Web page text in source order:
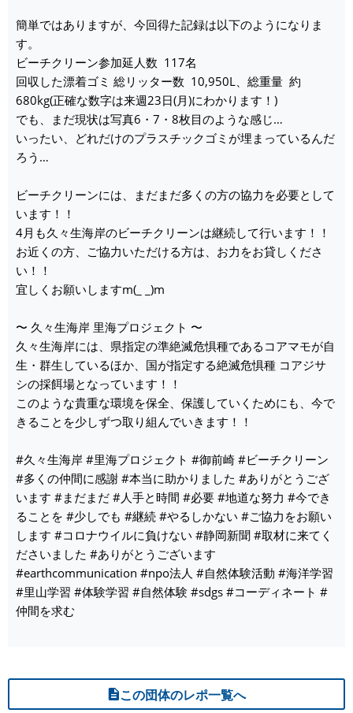
簡単ではありますが、今回得た記録は以下のようになりま
す。
ビーチクリーン参加延人数 117名
回収した漂着ゴミ 総リッター数 10,950L、総重量 約
680kg(正確な数字は来週23日(月)にわかります！)
でも、まだ現状は写真6・7・8枚目のような感じ…
いったい、どれだけのプラスチックゴミが埋まっているんだ
ろう…
ビーチクリーンには、まだまだ多くの方の協力を必要として
います！！
4月も久々生海岸のビーチクリーンは継続して行います！！
お近くの方、ご協力いただける方は、お力をお貸しくださ
い！！
宜しくお願いしますm(_ _)m
〜 久々生海岸 里海プロジェクト 〜
久々生海岸には、県指定の準絶滅危惧種であるコアマモが自
生・群生しているほか、国が指定する絶滅危惧種 コアジサ
シの採餌場となっています！！
このような貴重な環境を保全、保護していくためにも、今で
きることを少しずつ取り組んでいきます！！
#久々生海岸 #里海プロジェクト #御前崎 #ビーチクリーン
#多くの仲間に感謝 #本当に助かりました #ありがとうござ
います #まだまだ #人手と時間 #必要 #地道な努力 #今でき
ることを #少しでも #継続 #やるしかない #ご協力をお願い
します #コロナウイルに負けない #静岡新聞 #取材に来てく
ださいました #ありがとうございます
#earthcommunication #npo法人 #自然体験活動 #海洋学習
#里山学習 #体験学習 #自然体験 #sdgs #コーディネート #
仲間を求む
この団体のレポ一覧へ